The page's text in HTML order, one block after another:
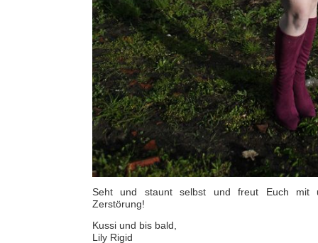
Seht und staunt selbst und freut Euch mit
Zerstörung!
Kussi und bis bald,
Lily Rigid